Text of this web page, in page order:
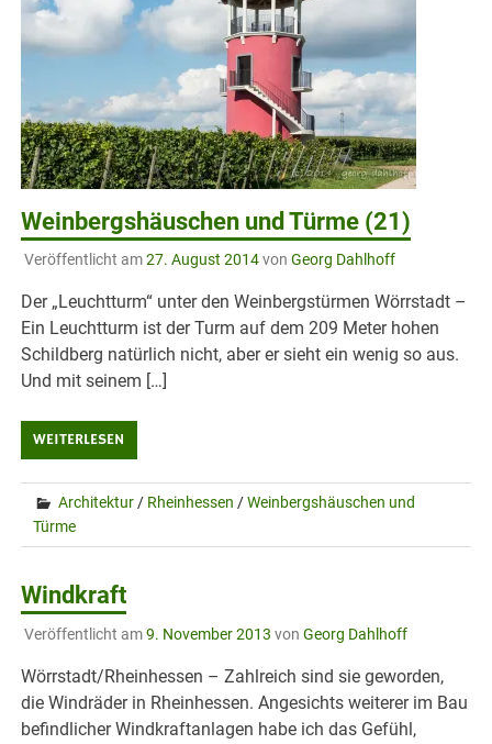
Weinbergshäuschen und Türme (21)
Veröffentlicht am27. August 2014von Georg Dahlhoff
Der „Leuchtturm“ unter den Weinbergstürmen Wörrstadt –
Ein Leuchtturm ist der Turm auf dem 209 Meter hohen
Schildberg natürlich nicht, aber er sieht ein wenig so aus.
Und mit seinem […]
WEITERLESEN
Architektur/ Rheinhessen /Weinbergshäuschen und
Türme
Windkraft
Veröffentlicht am9. November 2013 von Georg Dahlhoff
Wörrstadt/Rheinhessen – Zahlreich sind sie geworden,
die Windräder in Rheinhessen. Angesichts weiterer im Bau
befindlicher Windkraftanlagen habe ich das Gefühl,